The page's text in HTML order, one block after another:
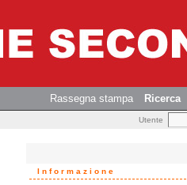
Rassegna stampa Ricerca
Utente
Informazione